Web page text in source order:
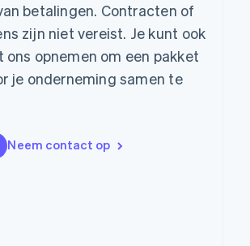
betalingen. Contracten of
zijn niet vereist. Je kunt ook
opnemen om een pakket
je onderneming samen te
Neem contact op